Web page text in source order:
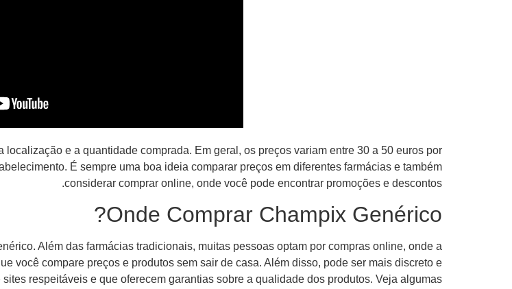
e a quantidade comprada. Em geral, os preços variam entre 30 a 50 euros por
É sempre uma boa ideia comparar preços em diferentes farmácias e também
considerar comprar online, onde você pode encontrar promoções e descontos.
Onde Comprar Champix Genérico?
Além das farmácias tradicionais, muitas pessoas optam por compras online, onde a
você compare preços e produtos sem sair de casa. Além disso, pode ser mais discreto e
respeitáveis e que oferecem garantias sobre a qualidade dos produtos. Veja algumas